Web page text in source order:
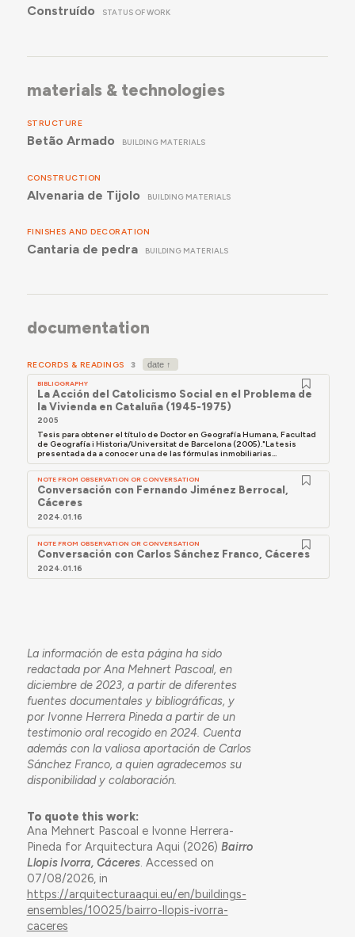
Construído STATUS OF WORK
materials & technologies
STRUCTURE
Betão Armado BUILDING MATERIALS
CONSTRUCTION
Alvenaria de Tijolo BUILDING MATERIALS
FINISHES AND DECORATION
Cantaria de pedra BUILDING MATERIALS
documentation
RECORDS & READINGS 3
BIBLIOGRAPHY
La Acción del Catolicismo Social en el Problema de
la Vivienda en Cataluña (1945-1975)
2005
Tesis para obtener el título de Doctor en Geografía Humana, Facultad
de Geografía i Historia/Universitat de Barcelona (2005)."La tesis
presentada da a conocer una de las fórmulas inmobiliarias...
NOTE FROM OBSERVATION OR CONVERSATION
Conversación con Fernando Jiménez Berrocal,
Cáceres
2024.01.16
NOTE FROM OBSERVATION OR CONVERSATION
Conversación con Carlos Sánchez Franco, Cáceres
2024.01.16
La información de esta página ha sido
redactada por Ana Mehnert Pascoal, en
diciembre de 2023, a partir de diferentes
fuentes documentales y bibliográficas, y
por Ivonne Herrera Pineda a partir de un
testimonio oral recogido en 2024. Cuenta
además con la valiosa aportación de Carlos
Sánchez Franco, a quien agradecemos su
disponibilidad y colaboración.
To quote this work:
Ana Mehnert Pascoal e Ivonne Herrera-
Pineda for Arquitectura Aqui (2026) Bairro
Llopis Ivorra, Cáceres. Accessed on
07/08/2026, in
https://arquitecturaaqui.eu/en/buildings-
ensembles/10025/bairro-llopis-ivorra-
caceres